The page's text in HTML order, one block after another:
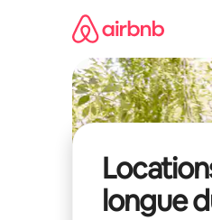
longue